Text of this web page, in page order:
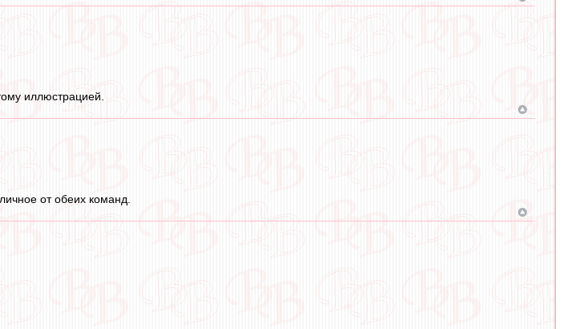
иллюстрацией.
от обеих команд.